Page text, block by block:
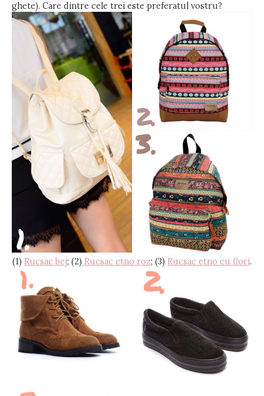
ghete). Care dintre cele trei este preferatul vostru?
(1) Rucsac bej; (2) Rucsac etno roz; (3) Rucsac etno cu flori.